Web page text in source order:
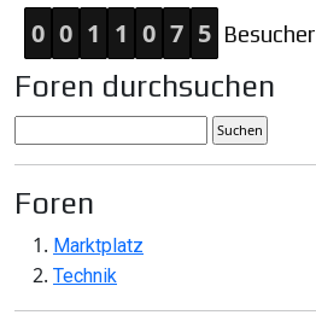
0 0 1 1 0 7 5 Besucher
Foren durchsuchen
Foren
Marktplatz
Technik